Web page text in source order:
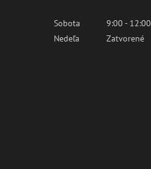
Sobota
9:00 - 12:00
Nedeľa
Zatvorené